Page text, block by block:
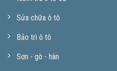
Sửa chữa ô tô
Bảo trì ô tô
Sơn - gò - hàn